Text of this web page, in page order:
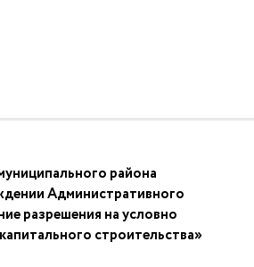
района
Административного
разрешения на условно
строительства»